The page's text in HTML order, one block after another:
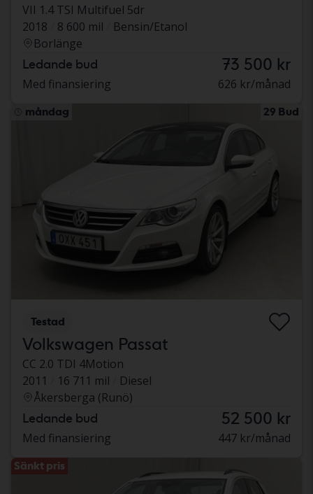
VII 1.4 TSI Multifuel 5dr
2018
8 600 mil
Bensin/Etanol
Borlänge
Ledande bud 73 500 kr
Med finansiering 626 kr/månad
måndag 29 Bud
Testad
Volkswagen Passat
CC 2.0 TDI 4Motion
2011
16 711 mil
Diesel
Åkersberga (Runö)
Ledande bud 52 500 kr
Med finansiering 447 kr/månad
Sänkt pris